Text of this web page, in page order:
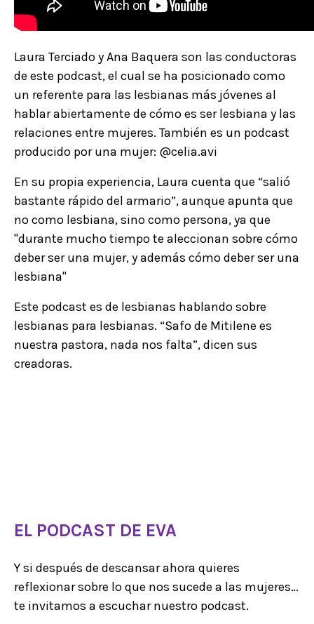
Laura Terciado y Ana Baquera son las conductoras
de este podcast, el cual se ha posicionado como
un referente para las lesbianas más jóvenes al
hablar abiertamente de cómo es ser lesbiana y las
relaciones entre mujeres. También es un podcast
producido por una mujer: @celia.avi
En su propia experiencia, Laura cuenta que “salió
bastante rápido del armario”, aunque apunta que
no como lesbiana, sino como persona, ya que
"durante mucho tiempo te aleccionan sobre cómo
deber ser una mujer, y además cómo deber ser una
lesbiana"
Este podcast es de lesbianas hablando sobre
lesbianas para lesbianas. “Safo de Mitilene es
nuestra pastora, nada nos falta”, dicen sus
creadoras.
EL PODCAST DE EVA
Y si después de descansar ahora quieres
reflexionar sobre lo que nos sucede a las mujeres…
te invitamos a escuchar nuestro podcast.